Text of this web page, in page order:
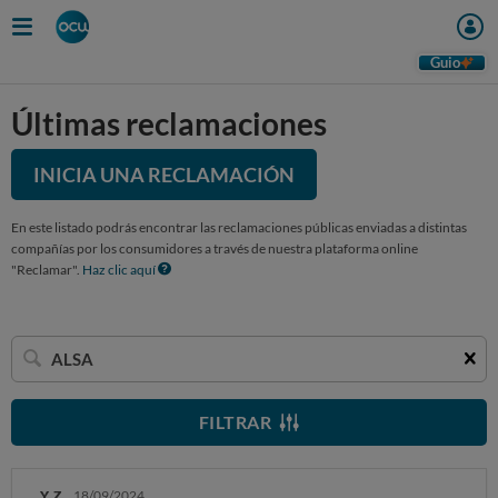
Guio
Últimas reclamaciones
INICIA UNA RECLAMACIÓN
En este listado podrás encontrar las reclamaciones públicas enviadas a distintas
compañías por los consumidores a través de nuestra plataforma online
"Reclamar". Haz clic aquí
Buscar
una
empresa
FILTRAR